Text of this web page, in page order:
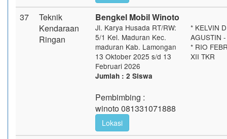
37
Teknik
Kendaraan
Ringan
Bengkel Mobil Winoto
Jl. Karya Husada RT/RW:
5/1 Kel. Maduran Kec.
maduran Kab. Lamongan
13 Oktober 2025 s/d 13
Februari 2026
Jumlah : 2 Siswa
Pembimbing :
winoto 081331071888
Lokasi
* KELVIN
AGUSTIN
* RIO
XII TKR